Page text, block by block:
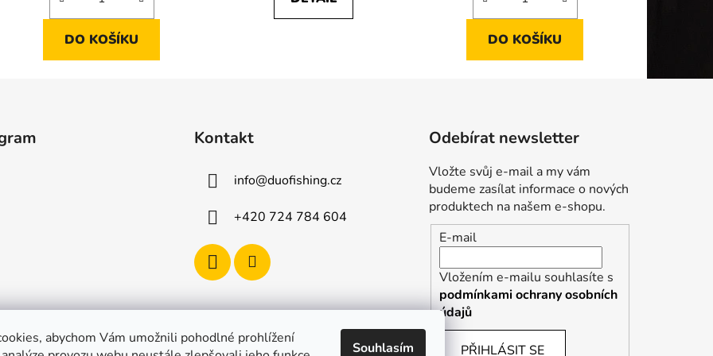
abychom Vám umožnili pohodlné prohlížení
Souhlasím
hvězdiček.
DO KOŠÍKU DO KOŠÍKU
Kontakt
info@duofishing.cz
+420 724 784 604
Odebírat newsletter
Vložte svůj e-mail a my vám
budeme zasílat informace o nových
produktech na našem e-shopu.
E-mail
Vložením e-mailu souhlasíte s
podmínkami ochrany osobních
údajů
PŘIHLÁSIT SE